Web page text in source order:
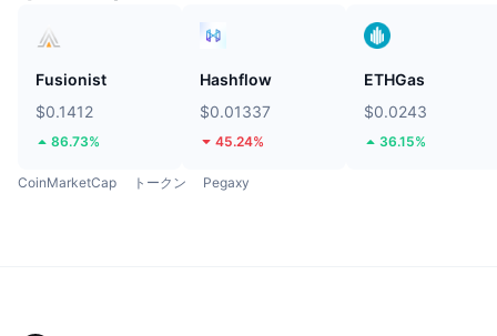
Fusionist
$0.1412
86.73%
Hashflow
$0.01337
45.24%
ETHGas
$0.0243
36.15%
CoinMarketCap トークン Pegaxy